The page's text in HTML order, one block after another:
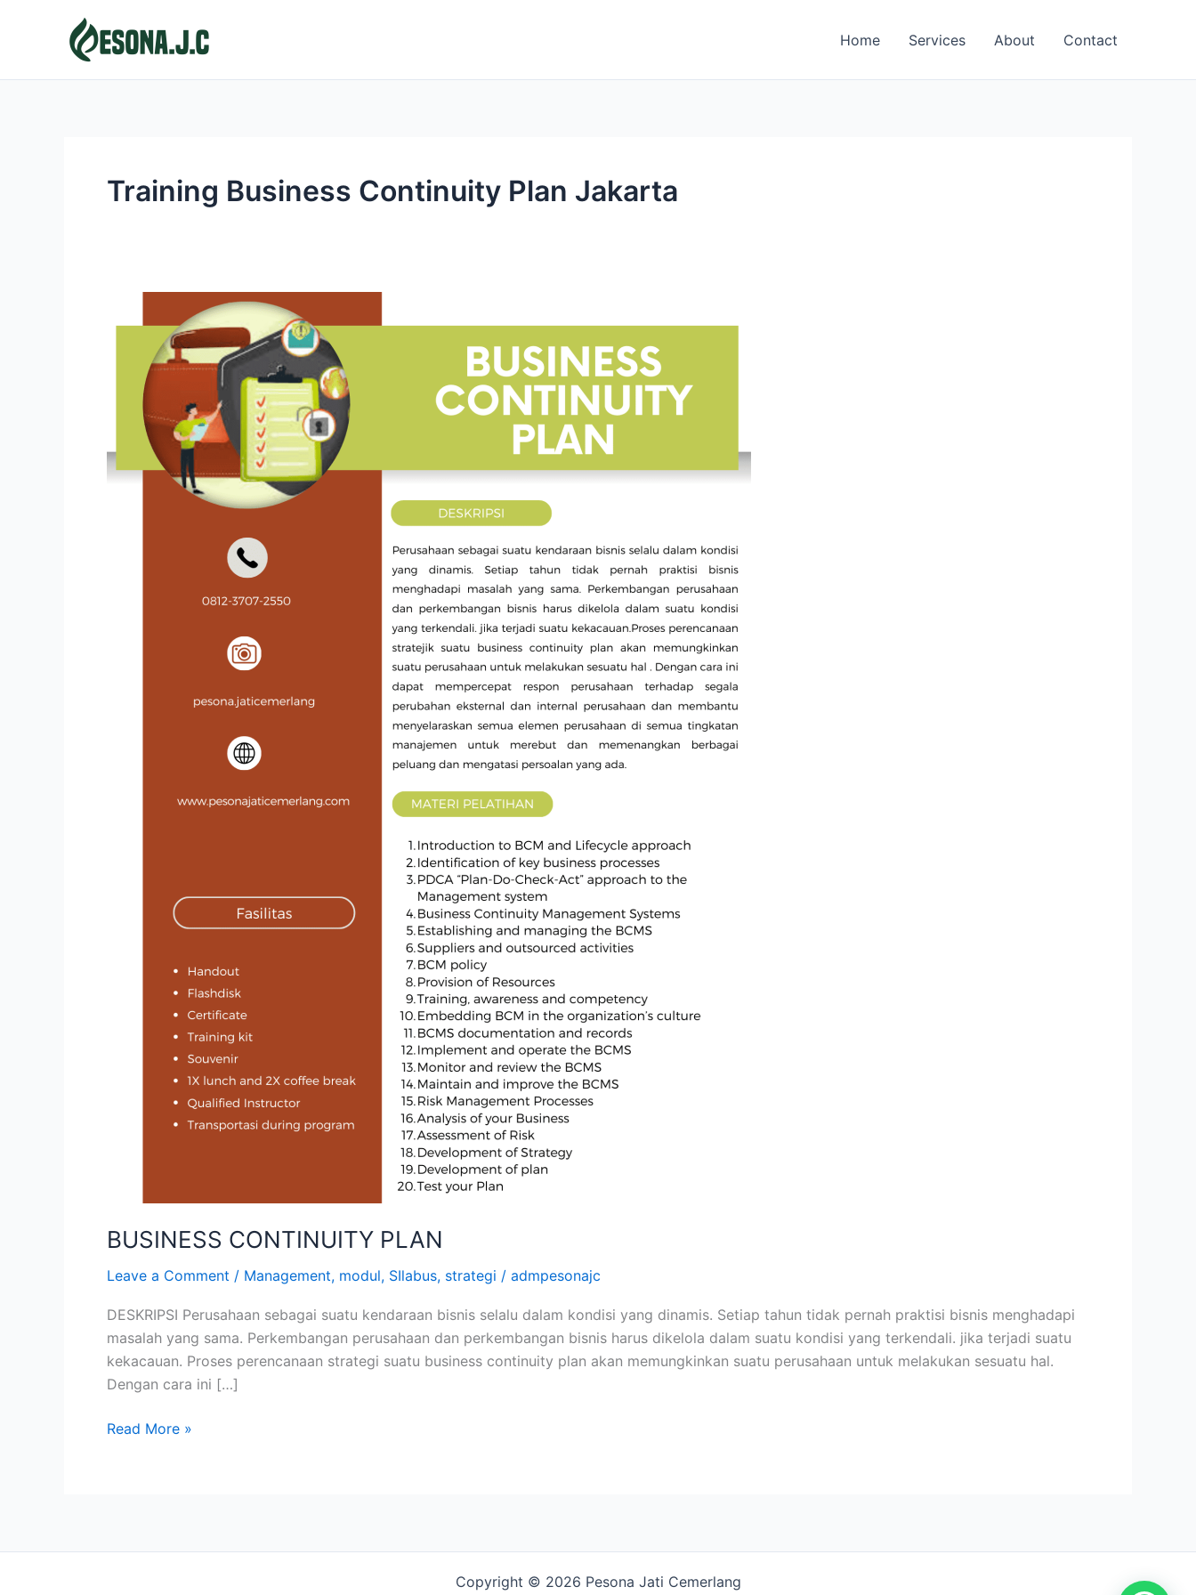
Home Services About Contact
Training Business Continuity Plan Jakarta
BUSINESS CONTINUITY PLAN
Leave a Comment / Management, modul, SIlabus, strategi / admpesonajc
DESKRIPSI Perusahaan sebagai suatu kendaraan bisnis selalu dalam kondisi yang dinamis. Setiap tahun tidak pernah praktisi bisnis menghadapi
masalah yang sama. Perkembangan perusahaan dan perkembangan bisnis harus dikelola dalam suatu kondisi yang terkendali. jika terjadi suatu
kekacauan. Proses perencanaan strategi suatu business continuity plan akan memungkinkan suatu perusahaan untuk melakukan sesuatu hal.
Dengan cara ini […]
CONTINUITY
Read More »
Copyright © 2026 Pesona Jati Cemerlang